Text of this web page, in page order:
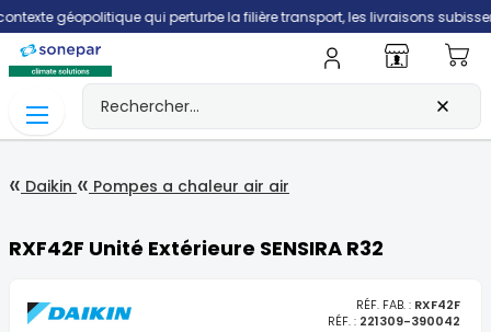
qui perturbe la filière transport, les livraisons subissent des
Daikin Pompes a chaleur air air
RXF42F Unité Extérieure SENSIRA R32
RÉF. FAB. : RXF42F
RÉF. : 221309-390042